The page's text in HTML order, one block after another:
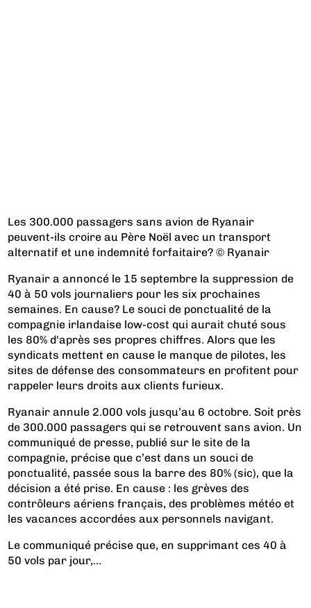
Les 300.000 passagers sans avion de Ryanair
peuvent-ils croire au Père Noël avec un transport
alternatif et une indemnité forfaitaire? © Ryanair
Ryanair a annoncé le 15 septembre la suppression de
40 à 50 vols journaliers pour les six prochaines
semaines. En cause? Le souci de ponctualité de la
compagnie irlandaise low-cost qui aurait chuté sous
les 80% d'après ses propres chiffres. Alors que les
syndicats mettent en cause le manque de pilotes, les
sites de défense des consommateurs en profitent pour
rappeler leurs droits aux clients furieux.
Ryanair annule 2.000 vols jusqu’au 6 octobre. Soit près
de 300.000 passagers qui se retrouvent sans avion. Un
communiqué de presse, publié sur le site de la
compagnie, précise que c’est dans un souci de
ponctualité, passée sous la barre des 80% (sic), que la
décision a été prise. En cause : les grèves des
contrôleurs aériens français, des problèmes météo et
les vacances accordées aux personnels navigant.
Le communiqué précise que, en supprimant ces 40 à
50 vols par jour,...